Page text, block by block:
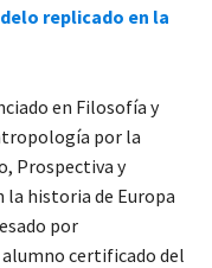
replicado en la
en Filosofía y
por la
Prospectiva y
la historia de Europa
por
certificado del